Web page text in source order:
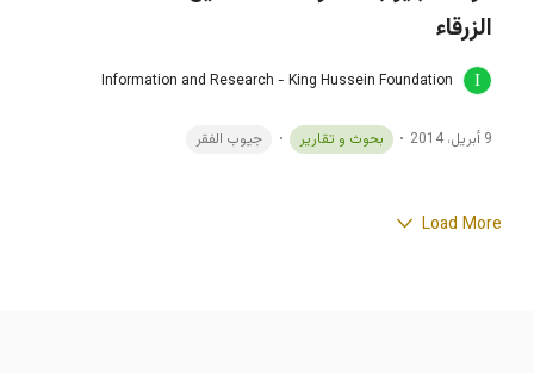
الزرقاء
Information and Research - King Hussein Foundation
9 أبريل، 2014 بحوث و تقارير جيوب الفقر
Load More